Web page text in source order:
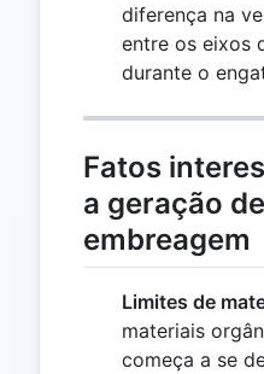
diferença na
entre os eixos
durante o
Fatos
a geração
embreagem
Limites de
materiais
começa a se